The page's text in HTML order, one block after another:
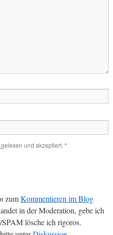
gelesen und akzeptiert. *
zumKommentieren im Blog
in der Moderation, gebe ich
lösche ich rigoros.